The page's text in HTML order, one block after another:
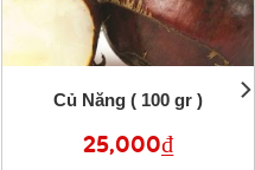
Củ Năng ( 100 gr )
25,000₫